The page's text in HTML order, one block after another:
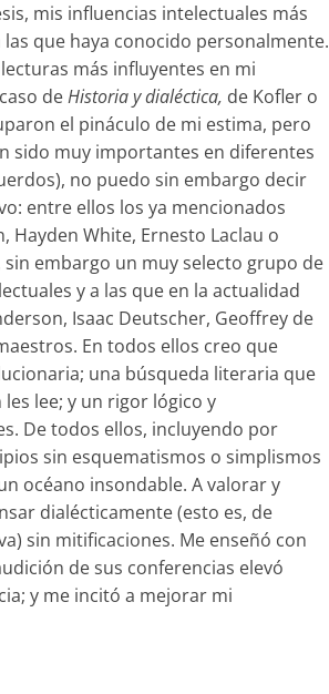
mis influencias intelectuales más
que haya conocido personalmente.
más influyentes en mi
deHistoria y dialéctica, de Kofler o
el pináculo de mi estima, pero
sido muy importantes en diferentes
no puedo sin embargo decir
entre ellos los ya mencionados
Hayden White, Ernesto Laclau o
embargo un muy selecto grupo de
y a las que en la actualidad
Isaac Deutscher, Geoffrey de
En todos ellos creo que
una búsqueda literaria que
lee; y un rigor lógico y
De todos ellos, incluyendo por
sin esquematismos o simplismos
océano insondable. A valorar y
dialécticamente (esto es, de
sin mitificaciones. Me enseñó con
de sus conferencias elevó
y me incitó a mejorar mi